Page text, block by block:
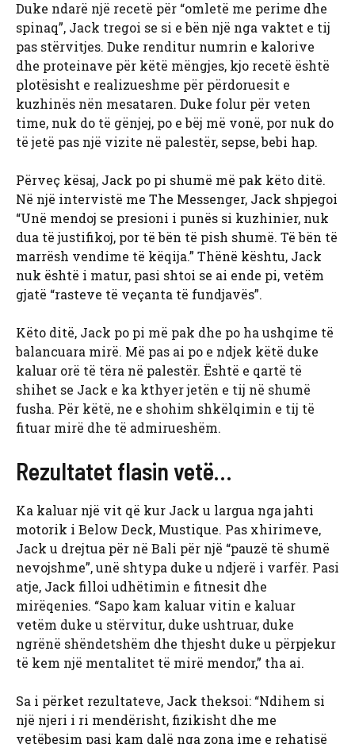
Duke ndarë një recetë për “omletë me perime dhe
spinaq”, Jack tregoi se si e bën një nga vaktet e tij
pas stërvitjes. Duke renditur numrin e kalorive
dhe proteinave për këtë mëngjes, kjo recetë është
plotësisht e realizueshme për përdoruesit e
kuzhinës nën mesataren. Duke folur për veten
time, nuk do të gënjej, po e bëj më vonë, por nuk do
të jetë pas një vizite në palestër, sepse, bebi hap.
Përveç kësaj, Jack po pi shumë më pak këto ditë.
Në një intervistë me The Messenger, Jack shpjegoi
“Unë mendoj se presioni i punës si kuzhinier, nuk
dua të justifikoj, por të bën të pish shumë. Të bën të
marrësh vendime të këqija.” Thënë kështu, Jack
nuk është i matur, pasi shtoi se ai ende pi, vetëm
gjatë “rasteve të veçanta të fundjavës”.
Këto ditë, Jack po pi më pak dhe po ha ushqime të
balancuara mirë. Më pas ai po e ndjek këtë duke
kaluar orë të tëra në palestër. Është e qartë të
shihet se Jack e ka kthyer jetën e tij në shumë
fusha. Për këtë, ne e shohim shkëlqimin e tij të
fituar mirë dhe të admirueshëm.
Rezultatet flasin vetë…
Ka kaluar një vit që kur Jack u largua nga jahti
motorik i Below Deck, Mustique. Pas xhirimeve,
Jack u drejtua për në Bali për një “pauzë të shumë
nevojshme”, unë shtypa duke u ndjerë i varfër. Pasi
atje, Jack filloi udhëtimin e fitnesit dhe
mirëqenies. “Sapo kam kaluar vitin e kaluar
vetëm duke u stërvitur, duke ushtruar, duke
ngrënë shëndetshëm dhe thjesht duke u përpjekur
të kem një mentalitet të mirë mendor,” tha ai.
Sa i përket rezultateve, Jack theksoi: “Ndihem si
një njeri i ri mendërisht, fizikisht dhe me
vetëbesim pasi kam dalë nga zona ime e rehatisë